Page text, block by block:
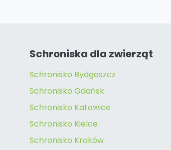
Schroniska dla zwierząt
Schronisko Bydgoszcz
Schronisko Gdańsk
Schronisko Katowice
Schronisko Kielce
Schronisko Kraków